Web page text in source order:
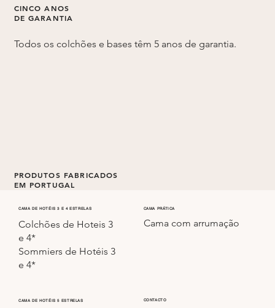
CINCO ANOS
DE GARANTIA
Todos os colchões e bases têm 5 anos de garantia.
PRODUTOS FABRICADOS
EM PORTUGAL
Todos os colchões e sommiers são fabricados em
Portugal.
CAMA DE HOTÉIS 5 ESTRELAS
CAMA DE HOTÉIS 3 E 4 ESTRELAS
Colchões de Hoteis 3
e 4*
Sommiers de Hotéis 3
e 4*
CAMA PRÁTICA
Cama com arrumação
CONTACTO